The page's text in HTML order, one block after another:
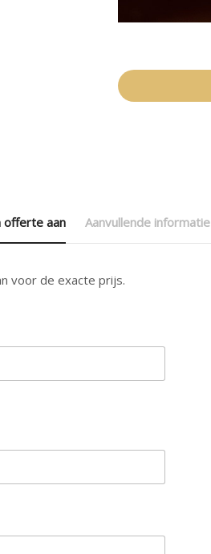
offerte aan Aanvullende informatie
voor de exacte prijs.